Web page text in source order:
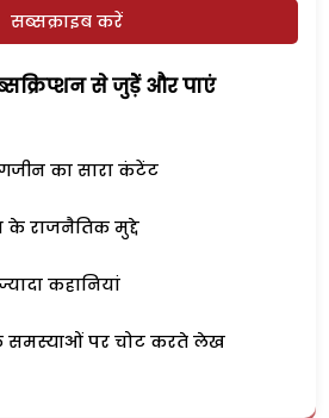
सब्सक्राइब करें
से जुड़ेें और पाएं
का सारा कंटेंट
के राजनैतिक मुद्दे
कहानियां
समस्याओं पर चोट करते लेख